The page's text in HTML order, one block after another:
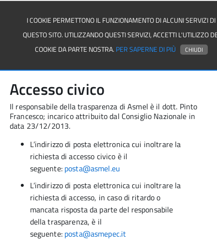
Asmel associazione
Accesso civico
Il responsabile della trasparenza di Asmel è il dott. Pinto
Francesco; incarico attribuito dal Consiglio Nazionale in
data 23/12/2013.
L’indirizzo di posta elettronica cui inoltrare la
richiesta di accesso civico è il
seguente: posta@asmel.eu
L’indirizzo di posta elettronica cui inoltrare la
richiesta di accesso, in caso di ritardo o
mancata risposta da parte del responsabile
della trasparenza, è il
seguente: posta@asmepec.it
I COOKIE PERMETTONO IL FUNZIONAMENTO DI ALCUNI SERVIZI DI
QUESTO SITO. UTILIZZANDO QUESTI SERVIZI, ACCETTI L'UTILIZZO
COOKIE DA PARTE NOSTRA. PER SAPERNE DI PIÙ CHIUDI